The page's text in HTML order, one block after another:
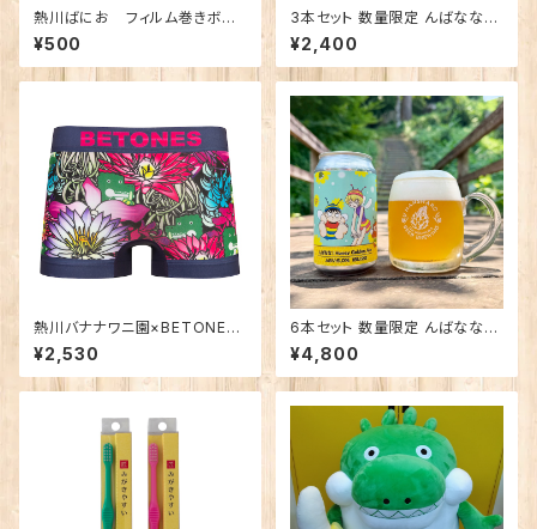
熱川ばにお フィルム巻きボー
ルペン
¥500
3本セット 数量限定 んばなな！
Honey Golden Ale
¥2,400
熱川バナナワニ園×BETONES
熱川ばにお NAVY
¥2,530
6本セット 数量限定 んばなな！
Honey Golden Ale
¥4,800